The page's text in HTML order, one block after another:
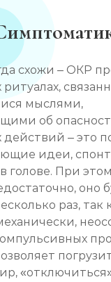
схожи – ОКР
мыслями,
об
– это
идеи,
голове. При
оно
раз, так